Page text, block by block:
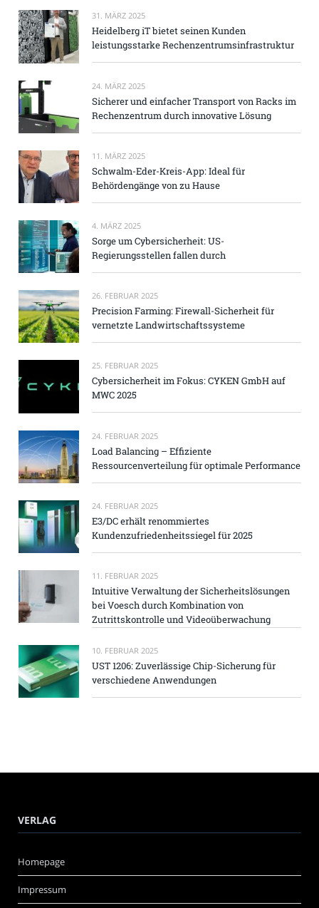
31. MÄRZ 2025
Heidelberg iT bietet seinen Kunden
leistungsstarke Rechenzentrumsinfrastruktur
24. MÄRZ 2025
Sicherer und einfacher Transport von Racks im
Rechenzentrum durch innovative Lösung
11. MÄRZ 2025
Schwalm-Eder-Kreis-App: Ideal für
Behördengänge von zu Hause
4. MÄRZ 2025
Sorge um Cybersicherheit: US-
Regierungsstellen fallen durch
26. FEBRUAR 2025
Precision Farming: Firewall-Sicherheit für
vernetzte Landwirtschaftssysteme
25. FEBRUAR 2025
Cybersicherheit im Fokus: CYKEN GmbH auf
MWC 2025
24. FEBRUAR 2025
Load Balancing – Effiziente
Ressourcenverteilung für optimale Performance
24. FEBRUAR 2025
E3/DC erhält renommiertes
Kundenzufriedenheitssiegel für 2025
11. FEBRUAR 2025
Intuitive Verwaltung der Sicherheitslösungen
bei Voesch durch Kombination von
Zutrittskontrolle und Videoüberwachung
10. FEBRUAR 2025
UST 1206: Zuverlässige Chip-Sicherung für
verschiedene Anwendungen
VERLAG
Homepage
Impressum